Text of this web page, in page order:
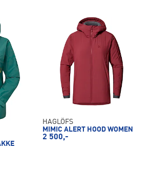
HAGLÖFS
MIMIC ALERT HOOD WOMEN
2 500,-